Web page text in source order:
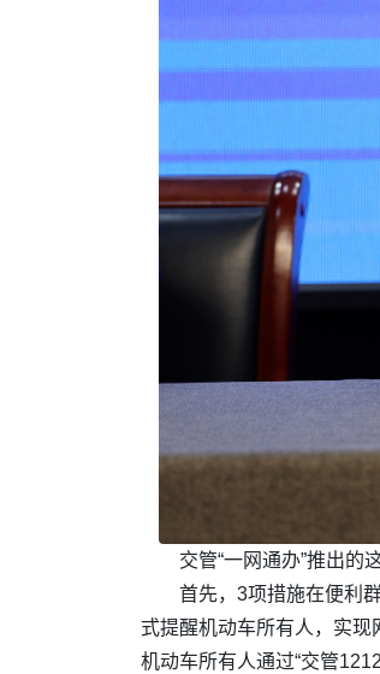
交管“一网通办”推出的
首先，3项措施在便利
式提醒机动车所有人，实现
机动车所有人通过“交管